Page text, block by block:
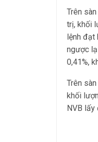
Trên
trị, khối
lệnh đạt
ngược
0,41%,
Trên
khối
NVB lấy